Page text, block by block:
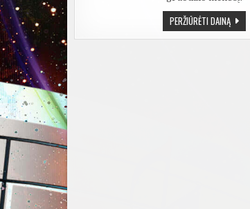
PERŽIŪRĖTI DAINĄSAULĖS
VAIKAI
IR